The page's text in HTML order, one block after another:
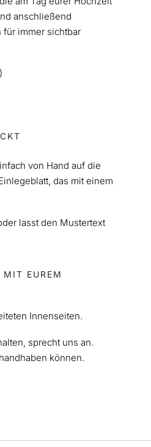
anschließend
für immer sichtbar
von Hand auf die
das mit einem
lasst den Mustertext
EUREM E
Innenseiten.
sprecht uns an.
können.